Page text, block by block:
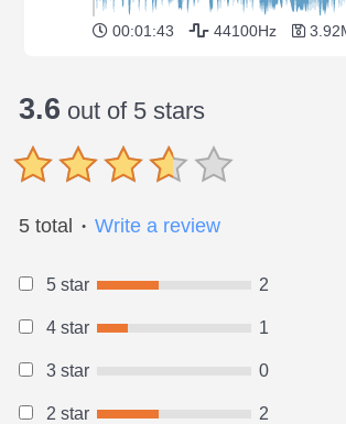
00:01:43 44100Hz
3.6 out of 5 stars
5 total ● Write a review
5 star 2
4 star 1
3 star 0
2 star 2